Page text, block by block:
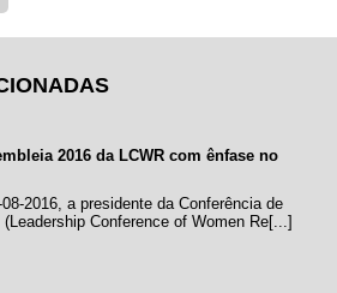
2016 da LCWR com ênfase no
2016, a presidente da Conferência de
Conference of Women Re[...]